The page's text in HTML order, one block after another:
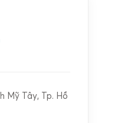
Mỹ Tây, Tp. Hồ